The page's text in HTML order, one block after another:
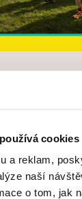
cookies
a reklam,
naší
o tom, jak
běželi
jsme